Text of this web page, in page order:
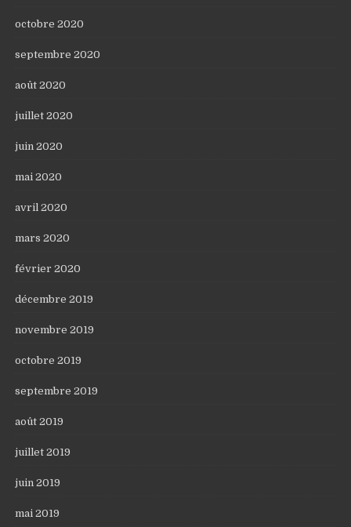
octobre 2020
septembre 2020
août 2020
juillet 2020
juin 2020
mai 2020
avril 2020
mars 2020
février 2020
décembre 2019
novembre 2019
octobre 2019
septembre 2019
août 2019
juillet 2019
juin 2019
mai 2019